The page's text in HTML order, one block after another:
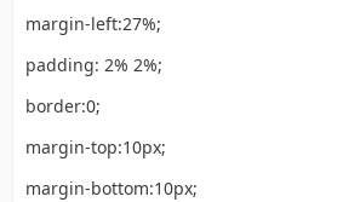
margin-left:27%;
padding: 2% 2%;
border:0;
margin-top:10px;
margin-bottom:10px;